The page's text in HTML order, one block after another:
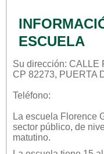
ESCUELA
Su dirección: CALLE
CP 82273, PUERTA
Teléfono:
La escuela Florence
sector público, de
matutino.